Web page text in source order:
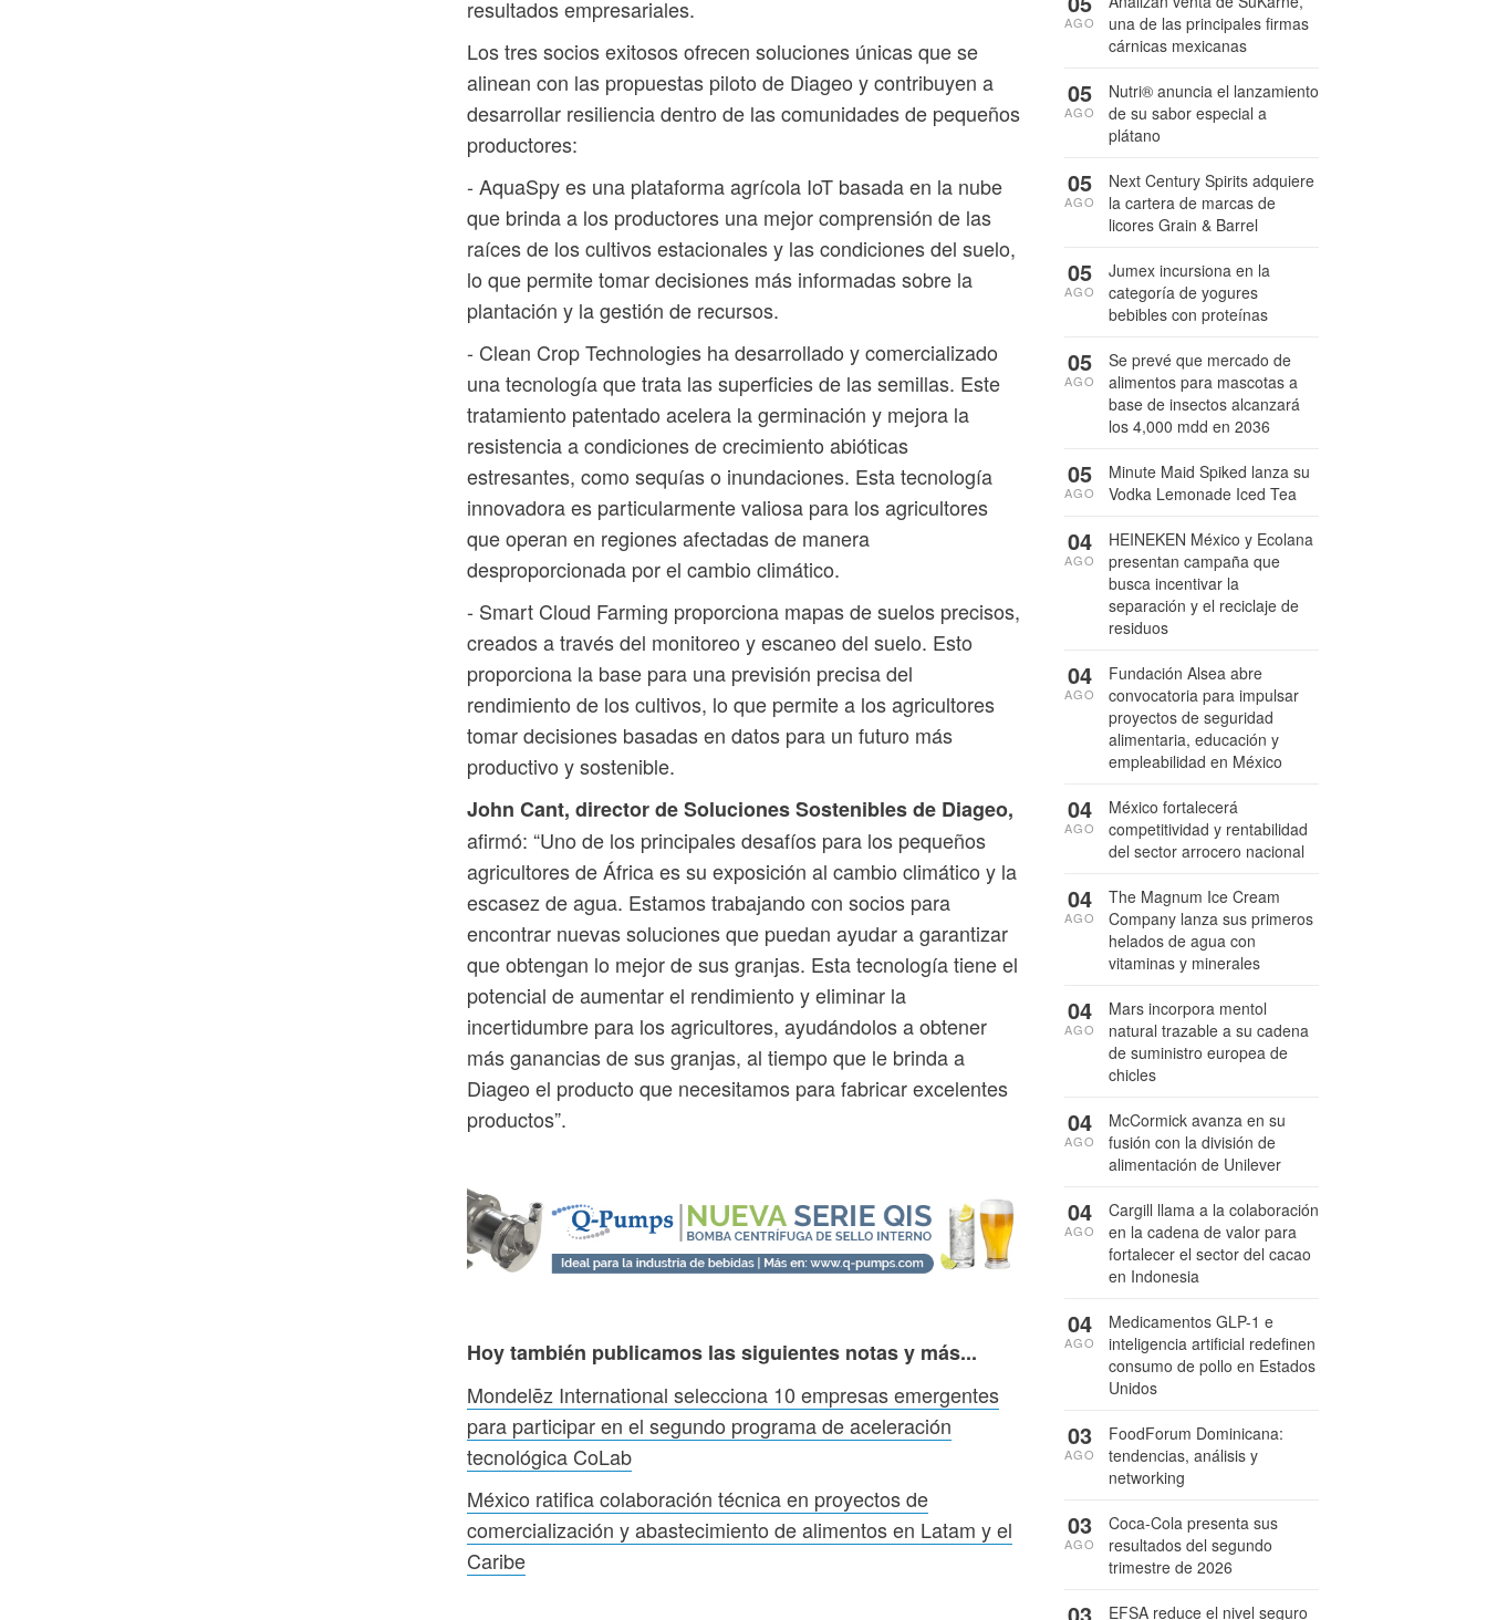
resultados empresariales.
Los tres socios exitosos ofrecen soluciones únicas que se
alinean con las propuestas piloto de Diageo y contribuyen a
desarrollar resiliencia dentro de las comunidades de pequeños
productores:
- AquaSpy es una plataforma agrícola IoT basada en la nube
que brinda a los productores una mejor comprensión de las
raíces de los cultivos estacionales y las condiciones del suelo,
lo que permite tomar decisiones más informadas sobre la
plantación y la gestión de recursos.
- Clean Crop Technologies ha desarrollado y comercializado
una tecnología que trata las superficies de las semillas. Este
tratamiento patentado acelera la germinación y mejora la
resistencia a condiciones de crecimiento abióticas
estresantes, como sequías o inundaciones. Esta tecnología
innovadora es particularmente valiosa para los agricultores
que operan en regiones afectadas de manera
desproporcionada por el cambio climático.
- Smart Cloud Farming proporciona mapas de suelos precisos,
creados a través del monitoreo y escaneo del suelo. Esto
proporciona la base para una previsión precisa del
rendimiento de los cultivos, lo que permite a los agricultores
tomar decisiones basadas en datos para un futuro más
productivo y sostenible.
John Cant, director de Soluciones Sostenibles de Diageo,
afirmó: “Uno de los principales desafíos para los pequeños
agricultores de África es su exposición al cambio climático y la
escasez de agua. Estamos trabajando con socios para
encontrar nuevas soluciones que puedan ayudar a garantizar
que obtengan lo mejor de sus granjas. Esta tecnología tiene el
potencial de aumentar el rendimiento y eliminar la
incertidumbre para los agricultores, ayudándolos a obtener
más ganancias de sus granjas, al tiempo que le brinda a
Diageo el producto que necesitamos para fabricar excelentes
productos”.
Hoy también publicamos las siguientes notas y más...
Mondelēz International selecciona 10 empresas emergentes
para participar en el segundo programa de aceleración
tecnológica CoLab
México ratifica colaboración técnica en proyectos de
comercialización y abastecimiento de alimentos en Latam y el
Caribe
una de las principales firmas
cárnicas mexicanas
AGO
Nutri® anuncia el lanzamiento
de su sabor especial a
plátano
05
AGO
Next Century Spirits adquiere
la cartera de marcas de
licores Grain & Barrel
05
AGO
Jumex incursiona en la
categoría de yogures
bebibles con proteínas
05
AGO
Se prevé que mercado de
alimentos para mascotas a
base de insectos alcanzará
los 4,000 mdd en 2036
05
AGO
Minute Maid Spiked lanza su
Vodka Lemonade Iced Tea
05
AGO
HEINEKEN México y Ecolana
presentan campaña que
busca incentivar la
separación y el reciclaje de
residuos
04
AGO
Fundación Alsea abre
convocatoria para impulsar
proyectos de seguridad
alimentaria, educación y
empleabilidad en México
04
AGO
México fortalecerá
competitividad y rentabilidad
del sector arrocero nacional
04
AGO
The Magnum Ice Cream
Company lanza sus primeros
helados de agua con
vitaminas y minerales
04
AGO
Mars incorpora mentol
natural trazable a su cadena
de suministro europea de
chicles
04
AGO
McCormick avanza en su
fusión con la división de
alimentación de Unilever
04
AGO
Cargill llama a la colaboración
en la cadena de valor para
fortalecer el sector del cacao
en Indonesia
04
AGO
Medicamentos GLP-1 e
inteligencia artificial redefinen
consumo de pollo en Estados
Unidos
04
AGO
FoodForum Dominicana:
tendencias, análisis y
networking
03
AGO
Coca-Cola presenta sus
resultados del segundo
trimestre de 2026
03
AGO
EFSA reduce el nivel seguro